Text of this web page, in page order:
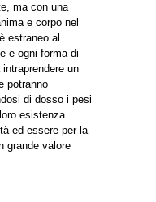
ma con una
e corpo nel
estraneo al
e ogni forma di
un
potranno
di dosso i pesi
esistenza.
ed essere per la
grande valore